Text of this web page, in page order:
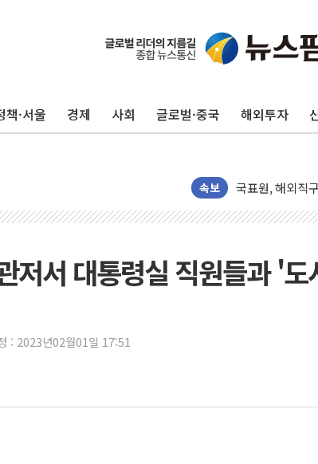
책·서울 경제 사회 글로벌·중국 해외투자
속보
[AI 카드뉴스]
운수업·기업활
[르포] 폭염 속
중소기업 기술
정부, 한화오션
쉐이크쉑, 남양
정부혁신 우수
소방청, 전국 시
'달라진 임신·
정청래 "2차
윤상현, 사관
펄어비스, 붉
현대리바트,
[K메이커] 코셔
[특징주] 비철
흥국자산운용,
저서 대통령실 직원들과 '도
: 2023년02월01일 17:51